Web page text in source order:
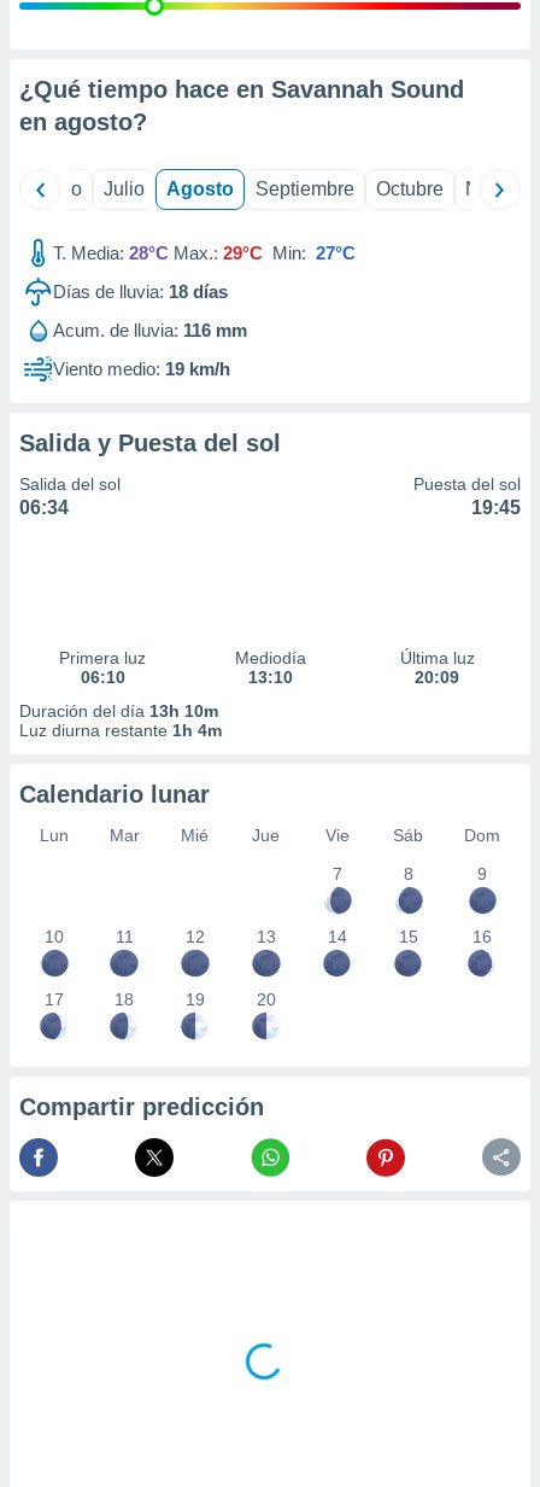
e
mediante
publicidad
de
1199
¿Qué tiempo hace en Savannah Sound
en agosto?
Junio Julio Agosto Septiembre Octubre
T. Media: 28°C Max.: 29°C Min: 27°C
Días de lluvia: 18 días
Acum. de lluvia: 116 mm
Viento medio: 19 km/h
Salida y Puesta del sol
Salida del sol
06:34
Puesta del sol
19:45
Primera luz
06:10
Mediodía
13:10
Última luz
20:09
Duración del día 13h 10m
Luz diurna restante 1h 4m
Calendario lunar
Lun Mar Mié Jue Vie Sáb
Dom
7
8 9
10 11 12 13 14 15 16
17 18 19 20
Compartir predicción